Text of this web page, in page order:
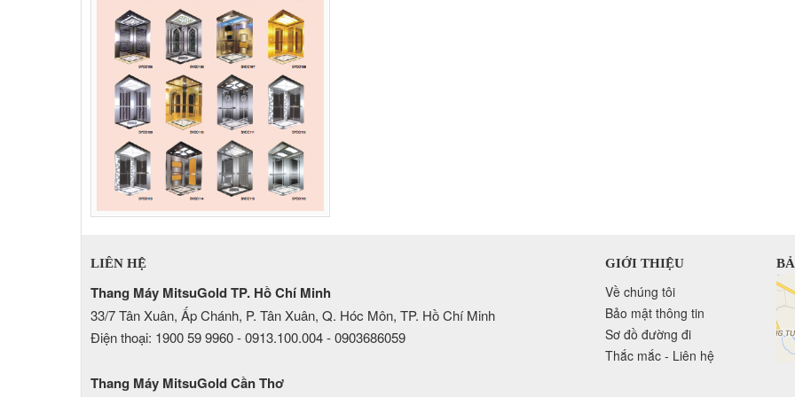
LIÊN HỆ
Thang Máy MitsuGold TP. Hồ Chí Minh
33/7 Tân Xuân, Ấp Chánh, P. Tân Xuân, Q. Hóc Môn, TP. Hồ Chí Minh
Điện thoại: 1900 59 9960 - 0913.100.004 - 0903686059
GIỚI THIỆU
Về chúng tôi
Bảo mật thông tin
Sơ đồ đường đi
Thắc mắc - Liên hệ
Thang Máy MitsuGold Cần Thơ